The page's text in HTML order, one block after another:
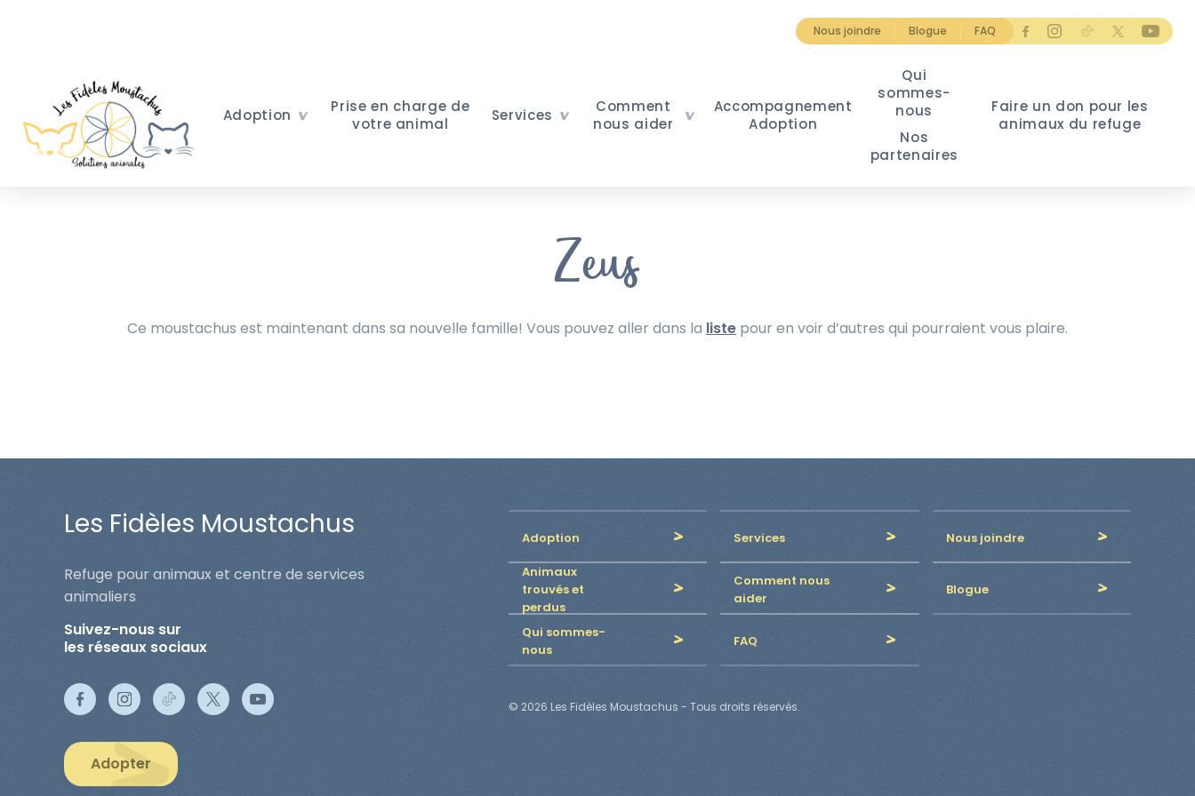
Nous joindre Blogue FAQ
Adoption
Prise en charge de
votre animal
Services
Comment
nous aider
Accompagnement
Adoption
Qui
sommes-
nous
Nos
partenaires
Faire un don pour les
animaux du refuge
Zeus
Ce moustachus est maintenant dans sa nouvelle famille! Vous pouvez aller dans la liste pour en voir d’autres qui pourraient vous plaire.
Les Fidèles Moustachus
Refuge pour animaux et centre de services
animaliers
Suivez-nous sur
les réseaux sociaux
Adopter
Adoption Services
Nous joindre
Animaux
trouvés et
perdus
Comment nous
aider
Blogue
Qui sommes-
nous
FAQ
© 2026 Les Fidèles Moustachus - Tous droits réservés.